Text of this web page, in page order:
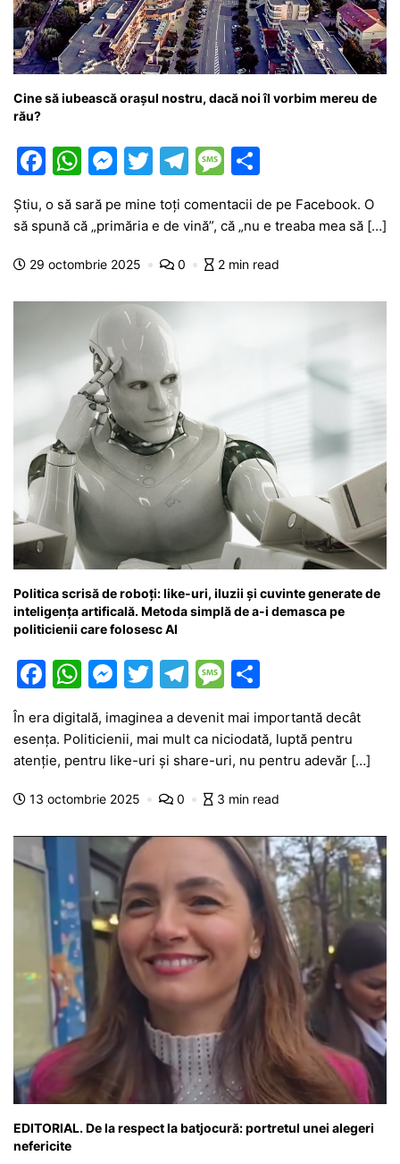
Cine să iubească orașul nostru, dacă noi îl vorbim mereu de
rău?
F
c
b
o
k
W
at
A
p
p
M
s
e
n
g
er
T
itt
T
e
a
m
M
s
a
g
ta
a
z
Știu, o să sară pe mine toți comentacii de pe Facebook. O
să spună că „primăria e de vină”, că „nu e treaba mea să […]
29 octombrie 2025 0 2 min read
Politica scrisă de roboți: like-uri, iluzii și cuvinte generate de
inteligența artificală. Metoda simplă de a-i demasca pe
politicienii care folosesc AI
F
c
e
b
o
k
W
at
s
A
p
M
s
s
e
g
er
T
itt
er
T
e
gr
a
m
M
s
s
a
e
ta
je
a
ă
În era digitală, imaginea a devenit mai importantă decât
esența. Politicienii, mai mult ca niciodată, luptă pentru
atenție, pentru like-uri și share-uri, nu pentru adevăr […]
13 octombrie 2025 0 3 min read
EDITORIAL. De la respect la batjocură: portretul unei alegeri
nefericite